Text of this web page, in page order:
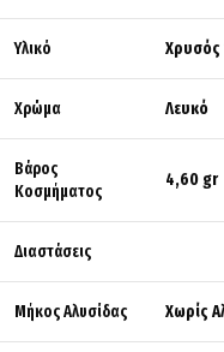
Υλικό Χρυσός
Χρώμα Λευκό
Βάρος
Κοσμήματος
4,60 gr
Διαστάσεις
Μήκος Αλυσίδας Χωρίς